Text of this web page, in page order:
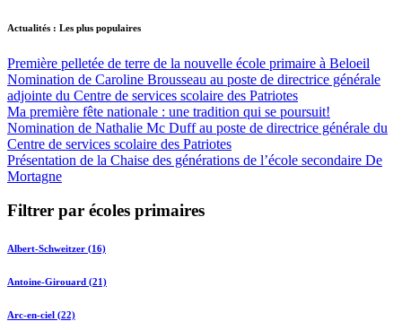
Actualités : Les plus populaires
Première pelletée de terre de la nouvelle école primaire à Beloeil
Nomination de Caroline Brousseau au poste de directrice générale
adjointe du Centre de services scolaire des Patriotes
Ma première fête nationale : une tradition qui se poursuit!
Nomination de Nathalie Mc Duff au poste de directrice générale du
Centre de services scolaire des Patriotes
Présentation de la Chaise des générations de l’école secondaire De
Mortagne
Filtrer par écoles primaires
Albert-Schweitzer (16)
Antoine-Girouard (21)
Arc-en-ciel (22)